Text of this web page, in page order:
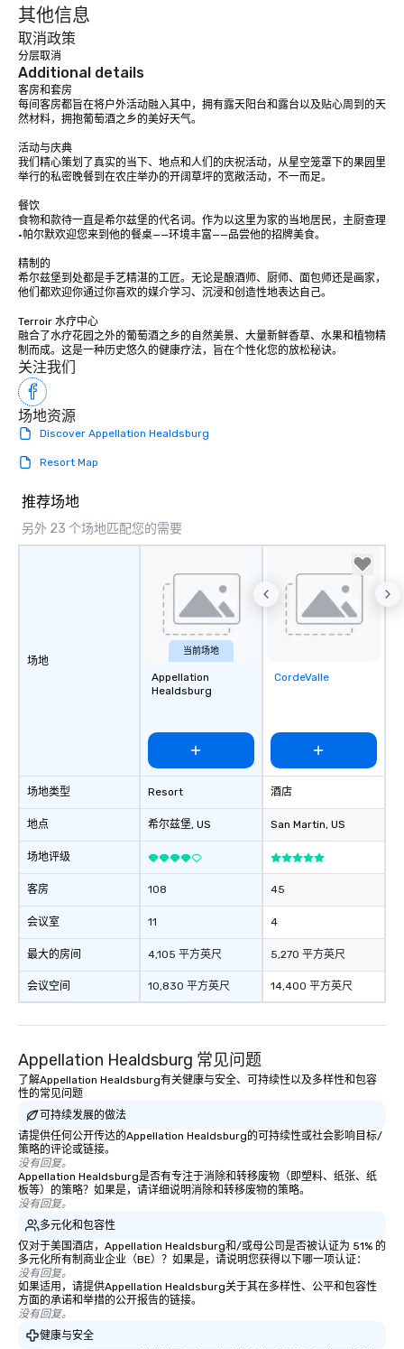
其他信息
取消政策
分层取消
Additional details
客房和套房
每间客房都旨在将户外活动融入其中，拥有露天阳台和露台以及贴心周到的天
然材料，拥抱葡萄酒之乡的美好天气。
活动与庆典
我们精心策划了真实的当下、地点和人们的庆祝活动，从星空笼罩下的果园里
举行的私密晚餐到在农庄举办的开阔草坪的宽敞活动，不一而足。
餐饮
食物和款待一直是希尔兹堡的代名词。作为以这里为家的当地居民，主厨查理
·帕尔默欢迎您来到他的餐桌——环境丰富——品尝他的招牌美食。
精制的
希尔兹堡到处都是手艺精湛的工匠。无论是酿酒师、厨师、面包师还是画家，
他们都欢迎你通过你喜欢的媒介学习、沉浸和创造性地表达自己。
Terroir 水疗中心
融合了水疗花园之外的葡萄酒之乡的自然美景、大量新鲜香草、水果和植物精
制而成。这是一种历史悠久的健康疗法，旨在个性化您的放松秘诀。
关注我们
场地资源
Discover Appellation Healdsburg
Resort Map
推荐场地
另外 23 个场地匹配您的需要
场地
场地类型
地点
场地评级
客房
会议室
最大的房间
会议空间
当前场地
Appellation
Healdsburg
Resort
希尔兹堡, US
108
11
4,105 平方英尺
10,830 平方英尺
Removed from
CordeValle
酒店
San Martin, US
45
4
5,270 平方英尺
14,400 平方英尺
Appellation Healdsburg 常见问题
了解Appellation Healdsburg有关健康与安全、可持续性以及多样性和包容
性的常见问题
可持续发展的做法
请提供任何公开传达的Appellation Healdsburg的可持续性或社会影响目标/
策略的评论或链接。
没有回复。
Appellation Healdsburg是否有专注于消除和转移废物（即塑料、纸张、纸
板等）的策略？如果是，请详细说明消除和转移废物的策略。
没有回复。
多元化和包容性
仅对于美国酒店，Appellation Healdsburg和/或母公司是否被认证为 51% 的
多元化所有制商业企业（BE）？如果是，请说明您获得以下哪一项认证：
没有回复。
如果适用，请提供Appellation Healdsburg关于其在多样性、公平和包容性
方面的承诺和举措的公开报告的链接。
没有回复。
健康与安全